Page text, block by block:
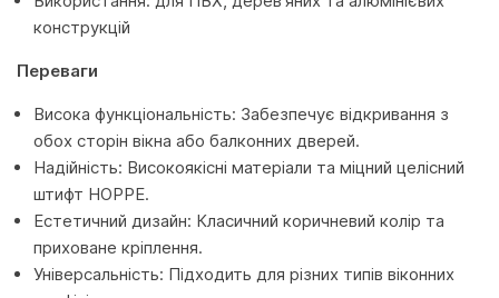
конструкцій
Переваги
Висока функціональність: Забезпечує відкривання з
обох сторін вікна або балконних дверей.
Надійність: Високоякісні матеріали та міцний целісний
штифт HOPPE.
Естетичний дизайн: Класичний коричневий колір та
приховане кріплення.
Універсальність: Підходить для різних типів віконних